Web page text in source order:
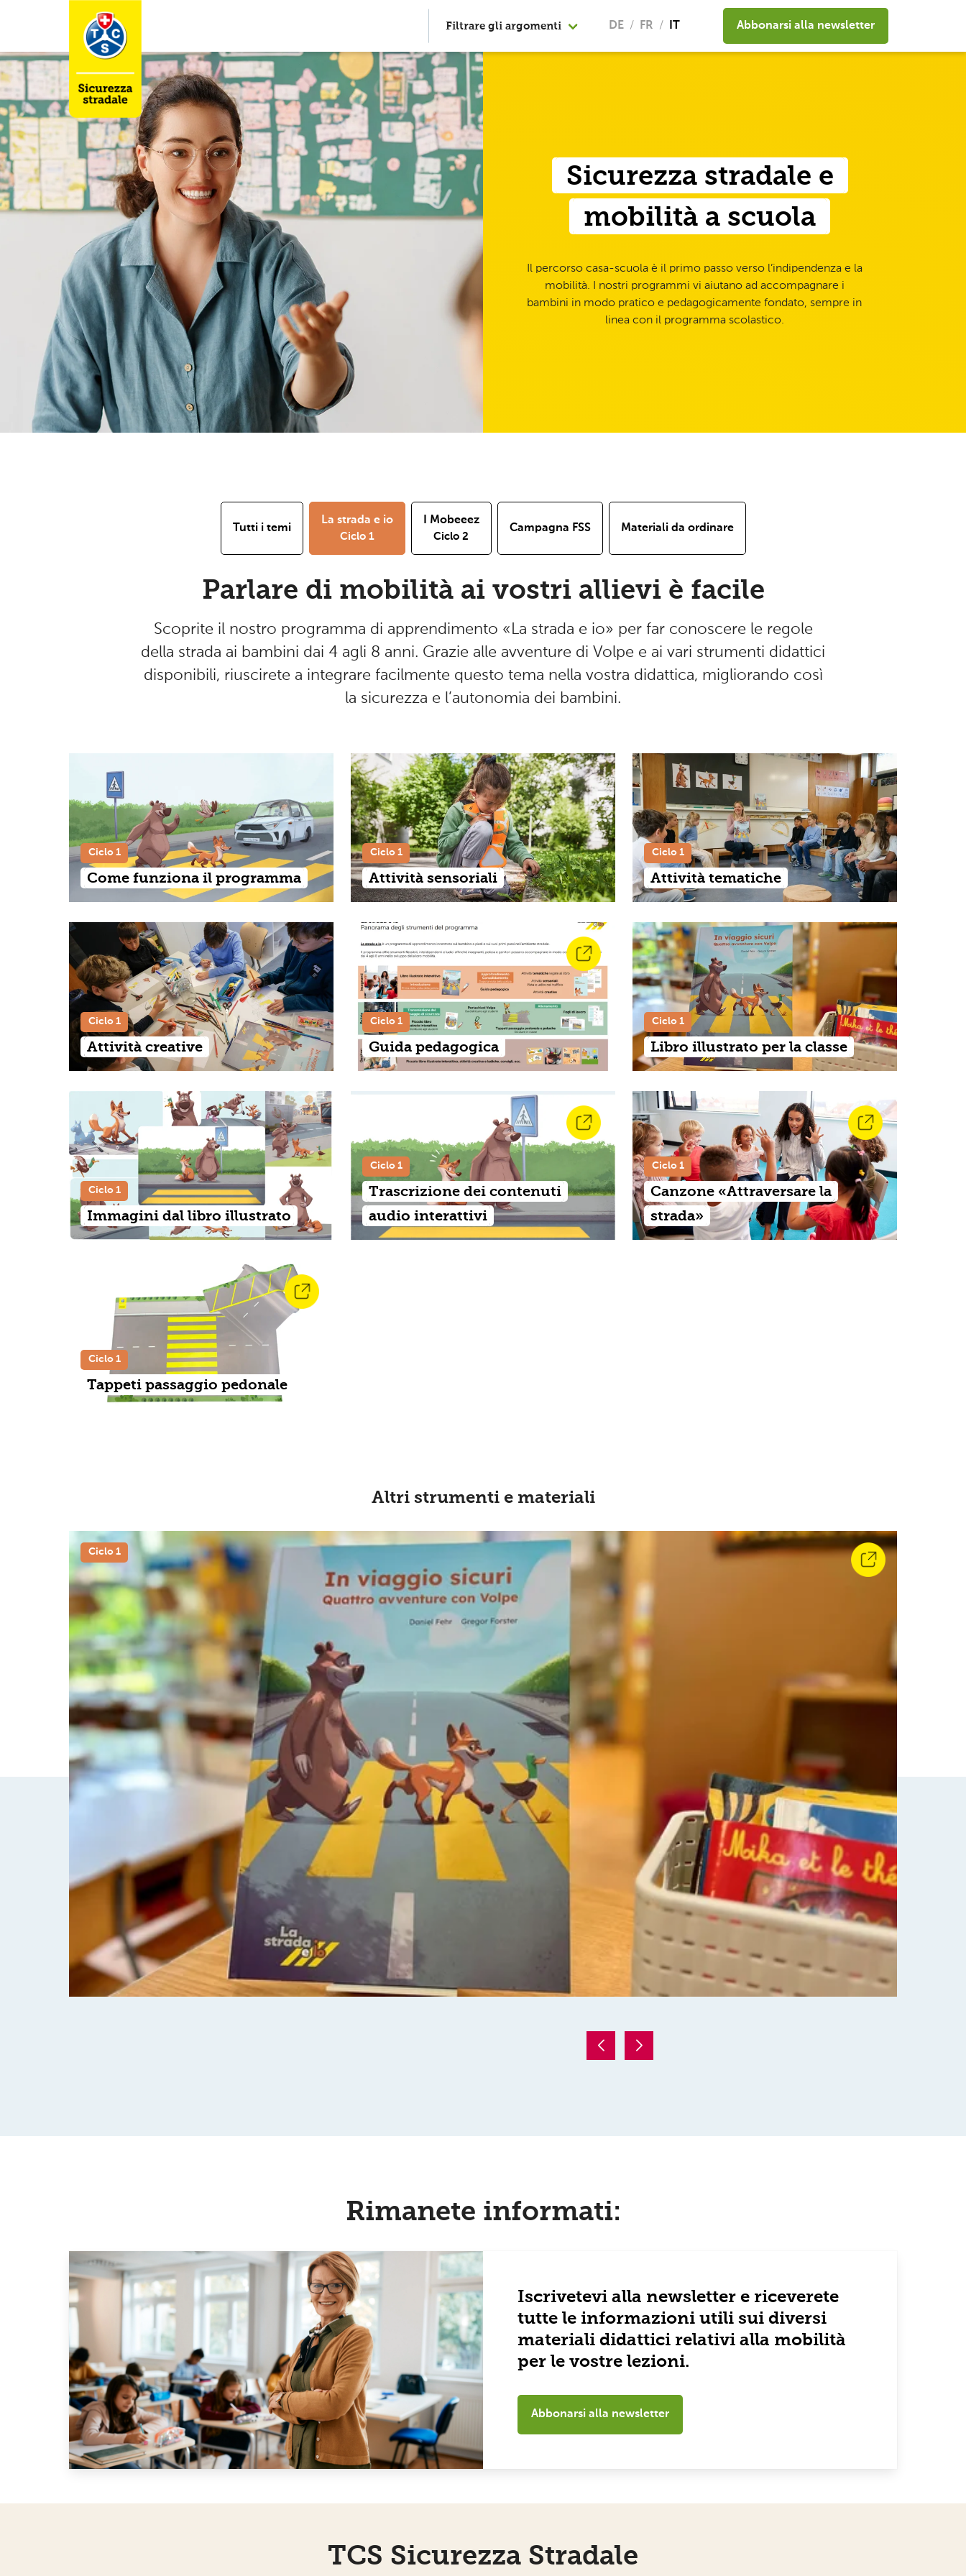
Filtrare gli argomenti DE FR Abbonarsi alla newsletter
Sicurezza stradale e
mobilità a scuola
Il percorso casa-scuola è il primo passo verso l’indipendenza e la
mobilità. I nostri programmi vi aiutano ad accompagnare i
bambini in modo pratico e pedagogicamente fondato, sempre in
linea con il programma scolastico.
Tutti i temi
La strada e io
Ciclo 1
I Mobeeez
Ciclo 2
Campagna FSS Materiali da ordinare
Parlare di mobilità ai vostri allievi è facile
Scoprite il nostro programma di apprendimento «La strada e io» per far conoscere le regole
della strada ai bambini dai 4 agli 8 anni. Grazie alle avventure di Volpe e ai vari strumenti didattici
disponibili, riuscirete a integrare facilmente questo tema nella vostra didattica, migliorando così
la sicurezza e l’autonomia dei bambini.
Ciclo 1
Come funziona il programma
Ciclo 1
Attività sensoriali
Ciclo 1
Attività tematiche
Ciclo 1
Attività creative
Ciclo 1
Guida pedagogica
Ciclo 1
Libro illustrato per la classe
Ciclo 1
Immagini dal libro illustrato
Ciclo 1
Trascrizione dei contenuti
audio interattivi
Ciclo 1
Canzone «Attraversare la
strada»
Ciclo 1
Tappeti passaggio pedonale
Altri strumenti e materiali
Ciclo 1
Rimanete informati:
Iscrivetevi alla newsletter e riceverete
tutte le informazioni utili sui diversi
materiali didattici relativi alla mobilità
per le vostre lezioni.
Abbonarsi alla newsletter
TCS Sicurezza Stradale